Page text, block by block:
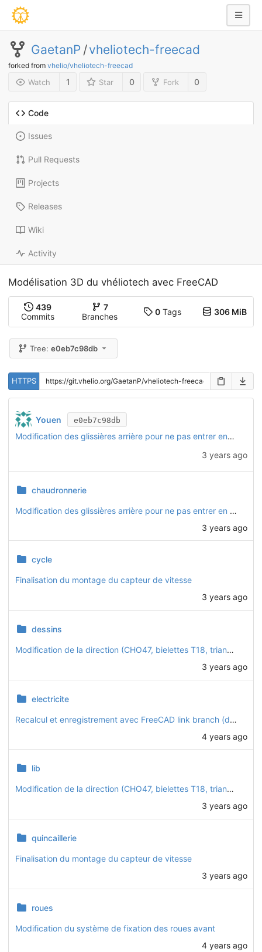
GaetanP /vheliotech-freecad
forked from vhelio/vheliotech-freecad
Watch 1 Star 0 Fork 0
Code
Issues
Pull Requests
Projects
Releases
Wiki
Activity
Modélisation 3D du vhéliotech avec FreeCAD
439
Commits
7
Branches
0Tags 306 MiB
Tree:e0eb7c98db
HTTPS
Youen e0eb7c98db
Modification des glissières arrière pour ne pas entrer en collision avec les boulons de fixation des M01
3 years ago
chaudronnerie
Modification des glissières arrière pour ne pas entrer en collision avec les boulons de fixation des M01
3 years ago
cycle
Finalisation du montage du capteur de vitesse
3 years ago
dessins
Modification de la direction (CHO47, bielettes T18, triangles CHO46)
3 years ago
electricite
Recalcul et enregistrement avec FreeCAD link branch (daily 20221128)
4 years ago
lib
Modification de la direction (CHO47, bielettes T18, triangles CHO46)
3 years ago
quincaillerie
Finalisation du montage du capteur de vitesse
3 years ago
roues
Modification du système de fixation des roues avant
4 years ago